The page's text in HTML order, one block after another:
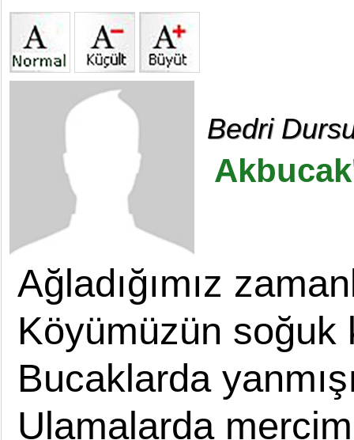
Bedri
Ağladığımız
Köyümüzün soğuk
Bucaklarda
Ulamalarda